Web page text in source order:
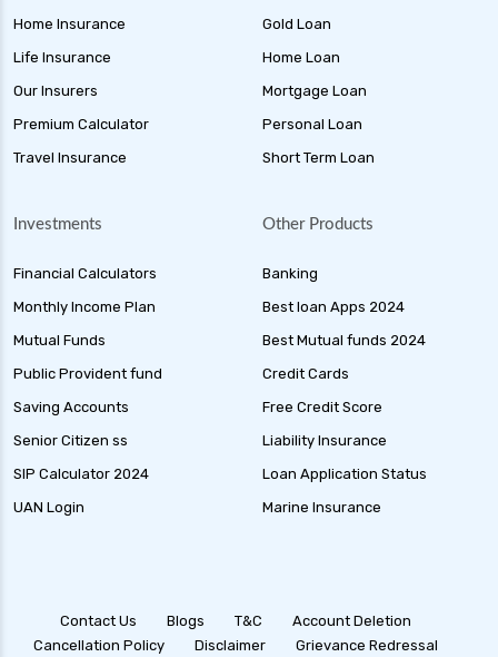
Home Insurance
Life Insurance
Our Insurers
Premium Calculator
Travel Insurance
Gold Loan
Home Loan
Mortgage Loan
Personal Loan
Short Term Loan
Investments
Financial Calculators
Monthly Income Plan
Mutual Funds
Public Provident fund
Saving Accounts
Senior Citizen ss
SIP Calculator 2024
UAN Login
Other Products
Banking
Best loan Apps 2024
Best Mutual funds 2024
Credit Cards
Free Credit Score
Liability Insurance
Loan Application Status
Marine Insurance
Contact Us Blogs T&C
Account Deletion
Cancellation Policy
Disclaimer Grievance Redressal